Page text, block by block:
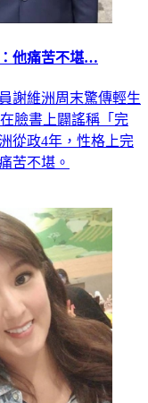
他痛苦不堪…
謝維洲周末驚傳輕生
臉書上闢謠稱「完
從政4年，性格上完
苦不堪。